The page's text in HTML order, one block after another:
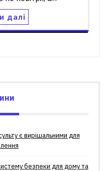
далі
є вирішальними для
безпеки для дому та